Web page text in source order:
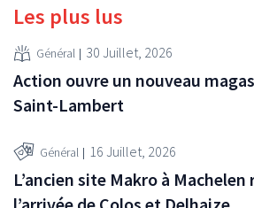
Les plus lus
Général 30 Juillet, 2026
Action ouvre un nouveau
Saint-Lambert
Général 16 Juillet, 2026
L’ancien site Makro à